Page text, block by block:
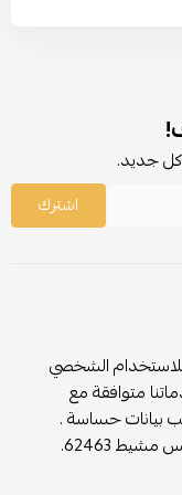
كل جديد.
اشترك
الشخصي
متوافقة مع
بيانات حساسة .
62463.